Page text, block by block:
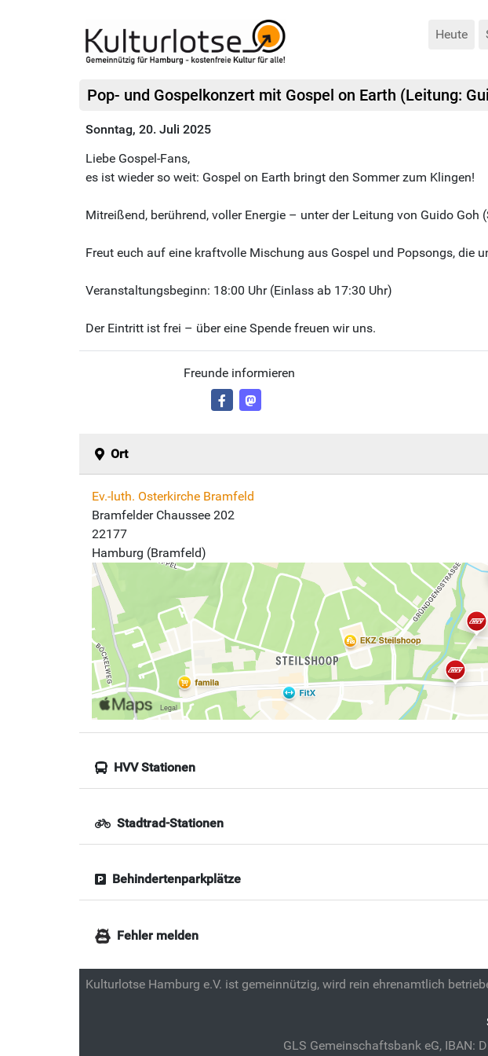
Heute
Pop- und Gospelkonzert mit Gospel on Earth (Leitung:
Sonntag, 20. Juli 2025
Liebe Gospel-Fans,
es ist wieder so weit: Gospel on Earth bringt den Sommer zum Klingen!
Mitreißend, berührend, voller Energie – unter der Leitung von Guido
Freut euch auf eine kraftvolle Mischung aus Gospel und Popsongs, die
Veranstaltungsbeginn: 18:00 Uhr (Einlass ab 17:30 Uhr)
Der Eintritt ist frei – über eine Spende freuen wir uns.
Freunde informieren
Ort
Ev.-luth. Osterkirche Bramfeld
Bramfelder Chaussee 202
22177
Hamburg (Bramfeld)
HVV Stationen
Stadtrad-Stationen
Behindertenparkplätze
Fehler melden
Kulturlotse Hamburg e.V. ist gemeinnützig, wird rein ehrenamtlich
GLS Gemeinschaftsbank eG, IBAN: